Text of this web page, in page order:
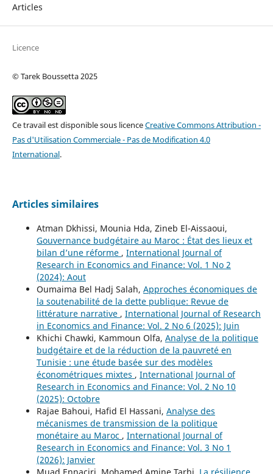
Articles
Licence
© Tarek Boussetta 2025
Ce travail est disponible sous licenceCreative Commons Attribution -
Pas d'Utilisation Commerciale - Pas de Modification 4.0
International.
Articles similaires
Atman Dkhissi, Mounia Hda, Zineb El-Aissaoui,
Gouvernance budgétaire au Maroc : État des lieux et
bilan d’une réforme , International Journal of
Research in Economics and Finance: Vol. 1 No 2
(2024): Aout
Oumaima Bel Hadj Salah, Approches économiques de
la soutenabilité de la dette publique: Revue de
littérature narrative , International Journal of Research
in Economics and Finance: Vol. 2 No 6 (2025): Juin
Khichi Chawki, Kammoun Olfa, Analyse de la politique
budgétaire et de la réduction de la pauvreté en
Tunisie : une étude basée sur des modèles
économétriques mixtes , International Journal of
Research in Economics and Finance: Vol. 2 No 10
(2025): Octobre
Rajae Bahoui, Hafid El Hassani, Analyse des
mécanismes de transmission de la politique
monétaire au Maroc , International Journal of
Research in Economics and Finance: Vol. 3 No 1
(2026): Janvier